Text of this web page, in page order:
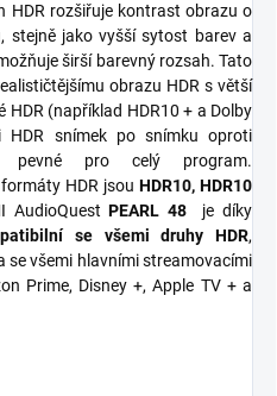
HDR rozšiřuje kontrast obrazu o
stejně jako vyšší sytost barev a
širší barevný rozsah. Tato
obrazu HDR s větší
(například HDR10 + a Dolby
HDR snímek po snímku oproti
pevné pro celý program.
HDR jsou HDR10, HDR10
AudioQuestPEARL 48
je díky
se všemi druhy HDR,
se všemi hlavními streamovacími
Prime, Disney +, Apple TV + a